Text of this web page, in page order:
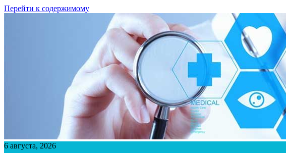
Перейти к содержимому
6 августа, 2026